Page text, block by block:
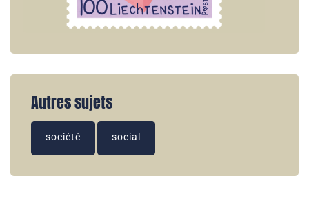
Autres sujets
société social